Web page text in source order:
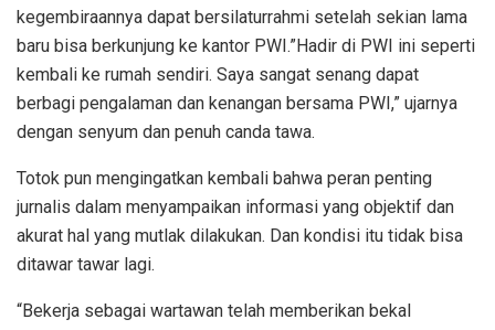
kegembiraannya dapat bersilaturrahmi setelah sekian lama
baru bisa berkunjung ke kantor PWI.”Hadir di PWI ini seperti
kembali ke rumah sendiri. Saya sangat senang dapat
berbagi pengalaman dan kenangan bersama PWI,” ujarnya
dengan senyum dan penuh canda tawa.
Totok pun mengingatkan kembali bahwa peran penting
jurnalis dalam menyampaikan informasi yang objektif dan
akurat hal yang mutlak dilakukan. Dan kondisi itu tidak bisa
ditawar tawar lagi.
“Bekerja sebagai wartawan telah memberikan bekal